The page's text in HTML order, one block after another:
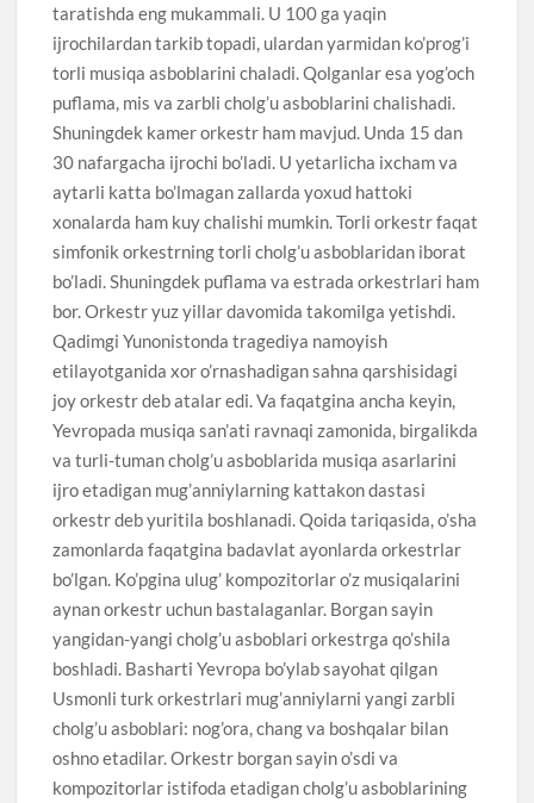
taratishda eng mukammali. U 100 ga yaqin
ijrochilardan tarkib topadi, ulardan yarmidan ko’prog’i
torli musiqa asboblarini chaladi. Qolganlar esa yog’och
puflama, mis va zarbli cholg’u asboblarini chalishadi.
Shuningdek kamer orkestr ham mavjud. Unda 15 dan
30 nafargacha ijrochi bo’ladi. U yetarlicha ixcham va
aytarli katta bo’lmagan zallarda yoxud hattoki
xonalarda ham kuy chalishi mumkin. Torli orkestr faqat
simfonik orkestrning torli cholg’u asboblaridan iborat
bo’ladi. Shuningdek puflama va estrada orkestrlari ham
bor. Orkestr yuz yillar davomida takomilga yetishdi.
Qadimgi Yunonistonda tragediya namoyish
etilayotganida xor o’rnashadigan sahna qarshisidagi
joy orkestr deb atalar edi. Va faqatgina ancha keyin,
Yevropada musiqa san’ati ravnaqi zamonida, birgalikda
va turli-tuman cholg’u asboblarida musiqa asarlarini
ijro etadigan mug’anniylarning kattakon dastasi
orkestr deb yuritila boshlanadi. Qoida tariqasida, o’sha
zamonlarda faqatgina badavlat ayonlarda orkestrlar
bo’lgan. Ko’pgina ulug’ kompozitorlar o’z musiqalarini
aynan orkestr uchun bastalaganlar. Borgan sayin
yangidan-yangi cholg’u asboblari orkestrga qo’shila
boshladi. Basharti Yevropa bo’ylab sayohat qilgan
Usmonli turk orkestrlari mug’anniylarni yangi zarbli
cholg’u asboblari: nog’ora, chang va boshqalar bilan
oshno etadilar. Orkestr borgan sayin o’sdi va
kompozitorlar istifoda etadigan cholg’u asboblarining